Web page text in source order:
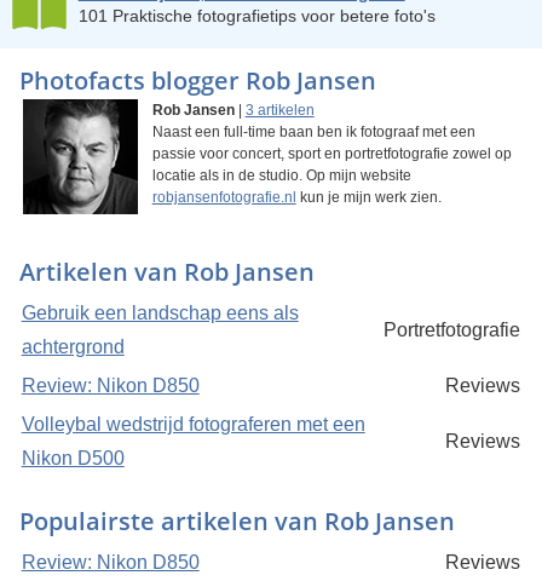
101 Praktische fotografietips voor betere foto's
Photofacts blogger Rob Jansen
Rob Jansen| 3 artikelen
Naast een full-time baan ben ik fotograaf met een
passie voor concert, sport en portretfotografie zowel op
locatie als in de studio. Op mijn website
robjansenfotografie.nl
kun je mijn werk zien.
Artikelen van Rob Jansen
Gebruik een landschap eens als
achtergrond
Portretfotografie
Review: Nikon D850
Reviews
Volleybal wedstrijd fotograferen met een
Nikon D500
Reviews
Populairste artikelen van Rob Jansen
Review: Nikon D850
Reviews